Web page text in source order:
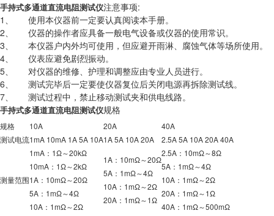
手持式多通道直流电阻测试仪注意事项:
1、 使用本仪器前一定要认真阅读本手册。
2、 仪器的操作者应具备一般电气设备或仪器的使用常识。
3、 本仪器户内外均可使用，但应避开雨淋、腐蚀气体等场所使用。
4、 仪表应避免剧烈振动。
5、 对仪器的维修、护理和调整应由专业人员进行。
6、 测试完毕后一定要使仪器复位后关闭电源再拆除测试线。
7、 测试过程中，禁止移动测试夹和供电线路。
手持式多通道直流电阻测试仪规格
规格 10A 20A
40A
测试电流1mA 10mA 1A 5A 10A1A 5A 10A 20A 2.5A 5A 10A 20A 40A
测量范围
1mA：1Ω～20kΩ
10mA：1Ω～2kΩ
1A：10mΩ～20Ω
5A：1mΩ～4Ω
10A：1mΩ～2Ω
1A：10mΩ～20Ω
5A：1mΩ～4Ω
10A：1mΩ～2Ω
20A：1mΩ～1Ω
2.5A：10mΩ～8Ω
5A：1mΩ～4Ω
10A：1mΩ～2Ω
20A：1mΩ～1Ω
40A：1mΩ～500mΩ